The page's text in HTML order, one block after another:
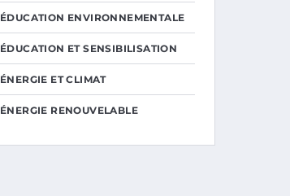
ÉDUCATION ENVIRONNEMENTALE
ÉDUCATION ET SENSIBILISATION
ÉNERGIE ET CLIMAT
ÉNERGIE RENOUVELABLE